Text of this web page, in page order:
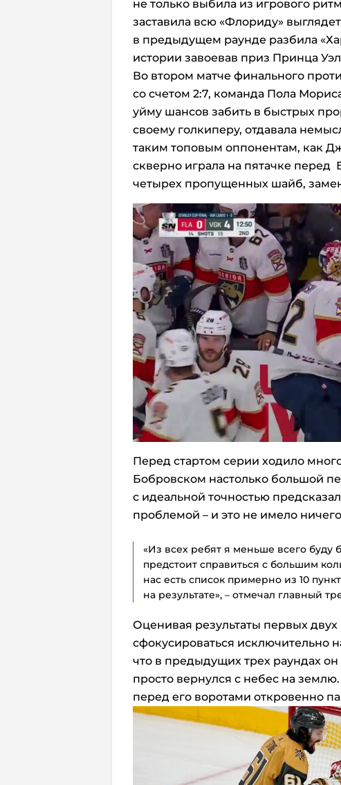
не только выбила из игрового
заставила всю «Флориду»
в предыдущем раунде разбила
истории завоевав приз Принца
Во втором матче финального
со счетом 2:7, команда Пола
уйму шансов забить в быстрых
своему голкиперу, отдавала
таким топовым оппонентам, как
скверно играла на пятачке перед
четырех пропущенных шайб,
Перед стартом серии ходило
Бобровском настолько большой
с идеальной точностью
проблемой – и это не имело
«Из всех ребят я меньше всего буду
предстоит справиться с большим
нас есть список примерно из 10
на результате», – отмечал главный
Оценивая результаты первых
сфокусироваться исключительно
что в предыдущих трех раундах
просто вернулся с небес на
перед его воротами откровенно